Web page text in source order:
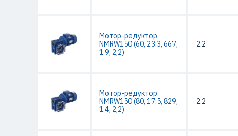
Мотор-редуктор
NMRW150 (60, 23.3, 667,
1.9, 2,2)
2.2
Мотор-редуктор
NMRW150 (80, 17.5, 829,
1.4, 2,2)
2.2